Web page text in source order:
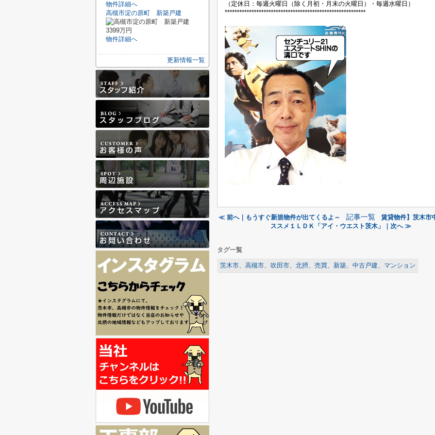
（定休日：毎週火曜日（除く月初・月末の火曜日）・毎週水曜日）
**********************************************************
≪ 前へ｜もうすぐ新規物件が出てくるよ～ 記事一覧
賃貸物件】茨木
ススメ１ＬＤＫ「アイ・ウエスト茨木」｜次へ ≫
タグ一覧
茨木市、高槻市、吹田市、北摂、売買、新築、中古戸建、マンション
物件詳細へ
高槻市淀の原町 新築戸建
3399万円
物件詳細へ
更新情報一覧